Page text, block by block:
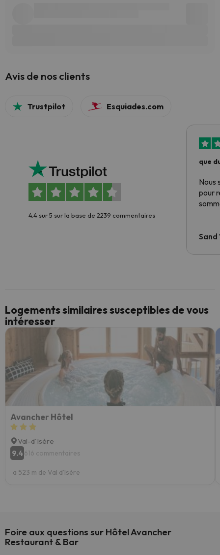
Avis de nos clients
Trustpilot Esquiades.com
4.4 sur 5 sur la base de 2239 commentaires
que
Nous
pour
Sand
Logements similaires susceptibles de vous
intéresser
Avancher Hôtel
Val-d'Isère
9.4616 commentaires
a 523 m de Val d'Isère
Foire aux questions sur Hôtel Avancher
Restaurant & Bar